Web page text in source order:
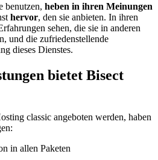
benutzen, heben in ihren Meinungen
hervor, den sie anbieten. In ihren
sehen, die sie in anderen
und die zufriedenstellende
dieses Dienstes.
bietet Bisect
classic angeboten werden, haben
in allen Paketen